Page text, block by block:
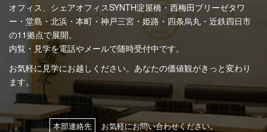
オフィス、シェアオフィスSYNTH淀屋橋・西梅田ブリーゼタワ
ー・堂島・北浜・本町・神戸三宮・姫路・四条烏丸・近鉄四日市
の11拠点で展開。
内覧・見学を電話やメールで随時受付中です。
お気軽に見学にお越しください。あなたの価値観がきっと変わり
ます。
本部連絡先 お気軽にお問い合わせください。